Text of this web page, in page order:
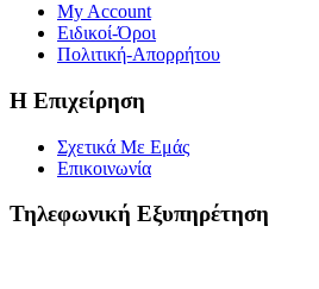
My Account
Ειδικοί-Όροι
Πολιτική-Απορρήτου
Η Επιχείρηση
Σχετικά Με Εμάς
Επικοινωνία
Τηλεφωνική Εξυπηρέτηση